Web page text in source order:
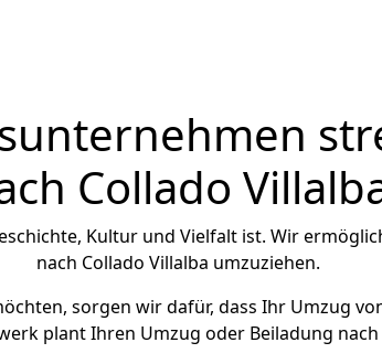
Collado
Kultur und Vielfalt ist. Wir
nach Collado Villalba umzuziehen.
sorgen wir dafür, dass Ihr Umzug
plant Ihren Umzug oder Beiladung